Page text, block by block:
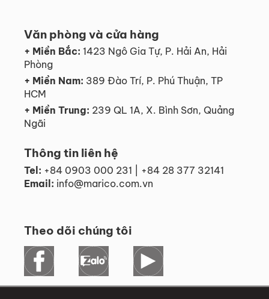
Văn phòng và cửa hàng
+ Miền Bắc: 1423 Ngô Gia Tự, P. Hải An, Hải
Phòng
+ Miền Nam: 389 Đào Trí, P. Phú Thuận, TP
HCM
+ Miền Trung: 239 QL 1A, X. Bình Sơn, Quảng
Ngãi
Thông tin liên hệ
Tel: +84 0903 000 231 | +84 28 377 32141
Email: info@marico.com.vn
Theo dõi chúng tôi